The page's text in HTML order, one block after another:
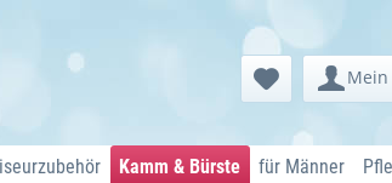
Kamm & Bürste für Männer